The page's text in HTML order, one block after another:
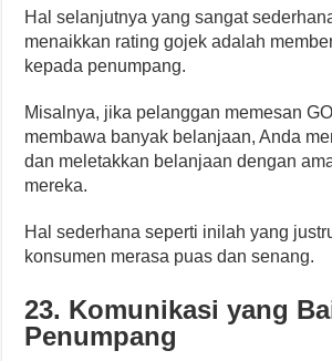
Hal selanjutnya yang sangat
menaikkan rating gojek adalah
kepada penumpang.
Misalnya, jika pelanggan memesan
membawa banyak belanjaan, Anda
dan meletakkan belanjaan dengan
mereka.
Hal sederhana seperti inilah yang
konsumen merasa puas dan senang.
23. Komunikasi yang
Penumpang